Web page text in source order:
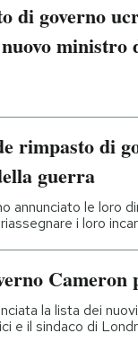
calcio 2026
di governo
ministro
rimpasto di
guerra
annunciato le loro
i loro
Cameron
la lista dei
e il sindaco di